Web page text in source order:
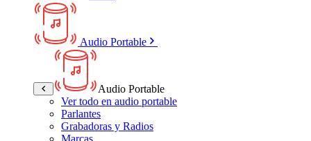
Audio Portable
Audio Portable
Ver todo en audio portable
Parlantes
Grabadoras y Radios
Marcas